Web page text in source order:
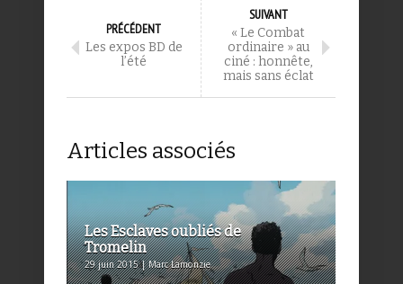
PRÉCÉDENT
Les expos BD de
l’été
SUIVANT
« Le Combat
ordinaire » au
ciné : honnête,
mais sans éclat
Articles associés
Les Esclaves oubliés de
Tromelin
29 juin 2015 | Marc Lamonzie